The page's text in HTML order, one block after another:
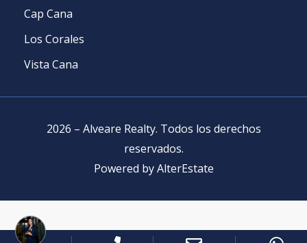
Cap Cana
Los Corales
Vista Cana
2026 – Alveare Realty. Todos los derechos
reservados.
Powered by AlterEstate